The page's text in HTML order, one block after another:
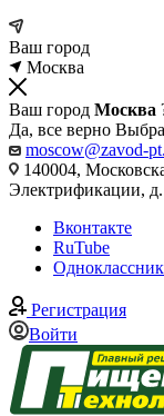
Ваш город
Москва
Ваш город Москва
Да, все верно
moscow@zavod-
140004,
Электрификации,
Вконтакте
RuTube
Регистрация
Войти